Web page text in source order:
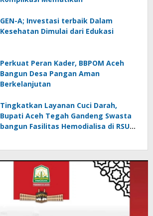
GEN-A; Investasi terbaik Dalam
Kesehatan Dimulai dari Edukasi
Perkuat Peran Kader, BBPOM Aceh
Bangun Desa Pangan Aman
Berkelanjutan
Tingkatkan Layanan Cuci Darah,
Bupati Aceh Tegah Gandeng Swasta
bangun Fasilitas Hemodialisa di RSUD